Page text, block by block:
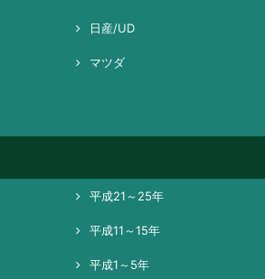
日産/UD
マツダ
平成21～25年
平成11～15年
平成1～5年